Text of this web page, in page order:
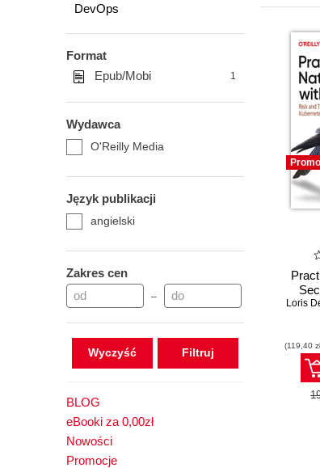
DevOps
Format
Epub/Mobi
1
Wydawca
O'Reilly Media
Język publikacji
angielski
Zakres cen
–
Wyczyść
BLOG
eBooki za 0,00zł
Nowości
Promocje
Loris
(119,40